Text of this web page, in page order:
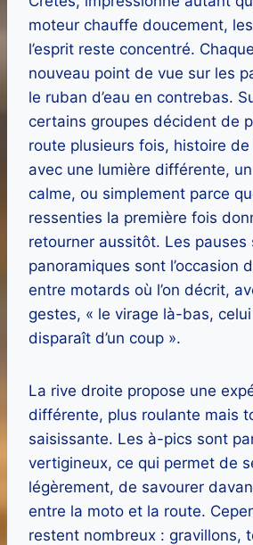
moteur chauffe doucement,
l’esprit reste concentré.
nouveau point de vue sur les
le ruban d’eau en contrebas.
certains groupes décident de
route plusieurs fois, histoire
avec une lumière différente,
calme, ou simplement parce
ressenties la première fois
retourner aussitôt. Les pauses
panoramiques sont l’occasion
entre motards où l’on décrit,
gestes, « le virage là-bas,
disparaît d’un coup ».
La rive droite propose une
différente, plus roulante mais
saisissante. Les à-pics sont
vertigineux, ce qui permet de
légèrement, de savourer
entre la moto et la route.
restent nombreux : gravillons,